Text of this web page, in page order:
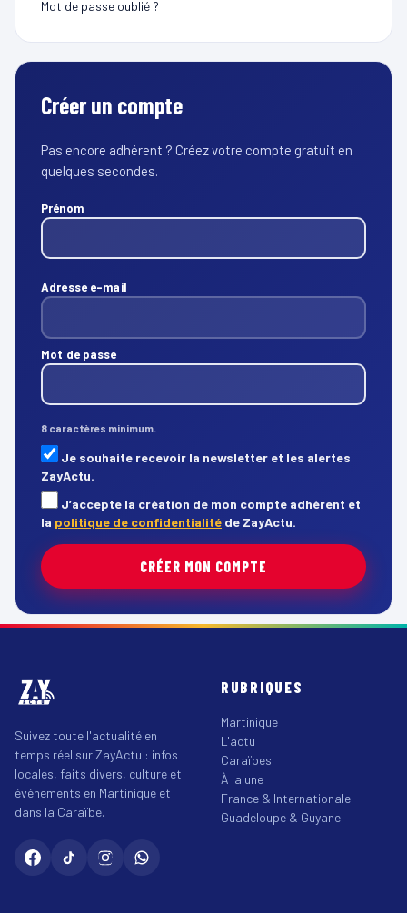
Mot de passe oublié ?
Créer un compte
Pas encore adhérent ? Créez votre compte gratuit en
quelques secondes.
Prénom
Adresse e-mail
Mot de passe
8 caractères minimum.
Je souhaite recevoir la newsletter et les alertes
ZayActu.
J’accepte la création de mon compte adhérent et
la politique de confidentialité de ZayActu.
CRÉER MON COMPTE
Suivez toute l'actualité en
temps réel sur ZayActu : infos
locales, faits divers, culture et
événements en Martinique et
dans la Caraïbe.
RUBRIQUES
Martinique
L'actu
Caraïbes
À la une
France & Internationale
Guadeloupe & Guyane